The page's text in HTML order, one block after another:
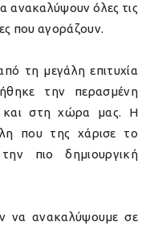
ανακαλύψουν όλες τις
που αγοράζουν.
τη μεγάλη επιτυχία
την περασμένη
και στη χώρα μας. Η
που της χάρισε το
πιο δημιουργική
να ανακαλύψουμε σε